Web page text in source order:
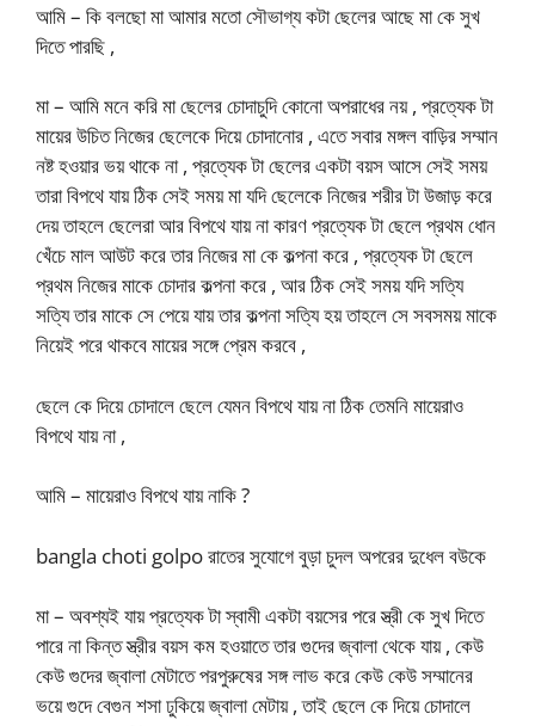
আমি – কি বলছো মা আমার মতো সৌভাগ্য কটা ছেলের আছে মা কে সুখ
দিতে পারছি ,
মা – আমি মনে করি মা ছেলের চোদাচুদি কোনো অপরাধের নয় , প্রত্যেক টা
মায়ের উচিত নিজের ছেলেকে দিয়ে চোদানোর , এতে সবার মঙ্গল বাড়ির সম্মান
নষ্ট হওয়ার ভয় থাকে না , প্রত্যেক টা ছেলের একটা বয়স আসে সেই সময়
তারা বিপথে যায় ঠিক সেই সময় মা যদি ছেলেকে নিজের শরীর টা উজাড় করে
দেয় তাহলে ছেলেরা আর বিপথে যায় না কারণ প্রত্যেক টা ছেলে প্রথম ধোন
খেঁচে মাল আউট করে তার নিজের মা কে কল্পনা করে , প্রত্যেক টা ছেলে
প্রথম নিজের মাকে চোদার কল্পনা করে , আর ঠিক সেই সময় যদি সত্যি
সত্যি তার মাকে সে পেয়ে যায় তার কল্পনা সত্যি হয় তাহলে সে সবসময় মাকে
নিয়েই পরে থাকবে মায়ের সঙ্গে প্রেম করবে ,
ছেলে কে দিয়ে চোদালে ছেলে যেমন বিপথে যায় না ঠিক তেমনি মায়েরাও
বিপথে যায় না ,
আমি – মায়েরাও বিপথে যায় নাকি ?
bangla choti golpo রাতের সুযোগে বুড়া চুদল অপরের দুধেল বউকে
মা – অবশ্যই যায় প্রত্যেক টা স্বামী একটা বয়সের পরে স্ত্রী কে সুখ দিতে
পারে না কিন্ত স্ত্রীর বয়স কম হওয়াতে তার গুদের জ্বালা থেকে যায় , কেউ
কেউ গুদের জ্বালা মেটাতে পরপুরুষের সঙ্গ লাভ করে কেউ কেউ সম্মানের
ভয়ে গুদে বেগুন শসা ঢুকিয়ে জ্বালা মেটায় , তাই ছেলে কে দিয়ে চোদালে